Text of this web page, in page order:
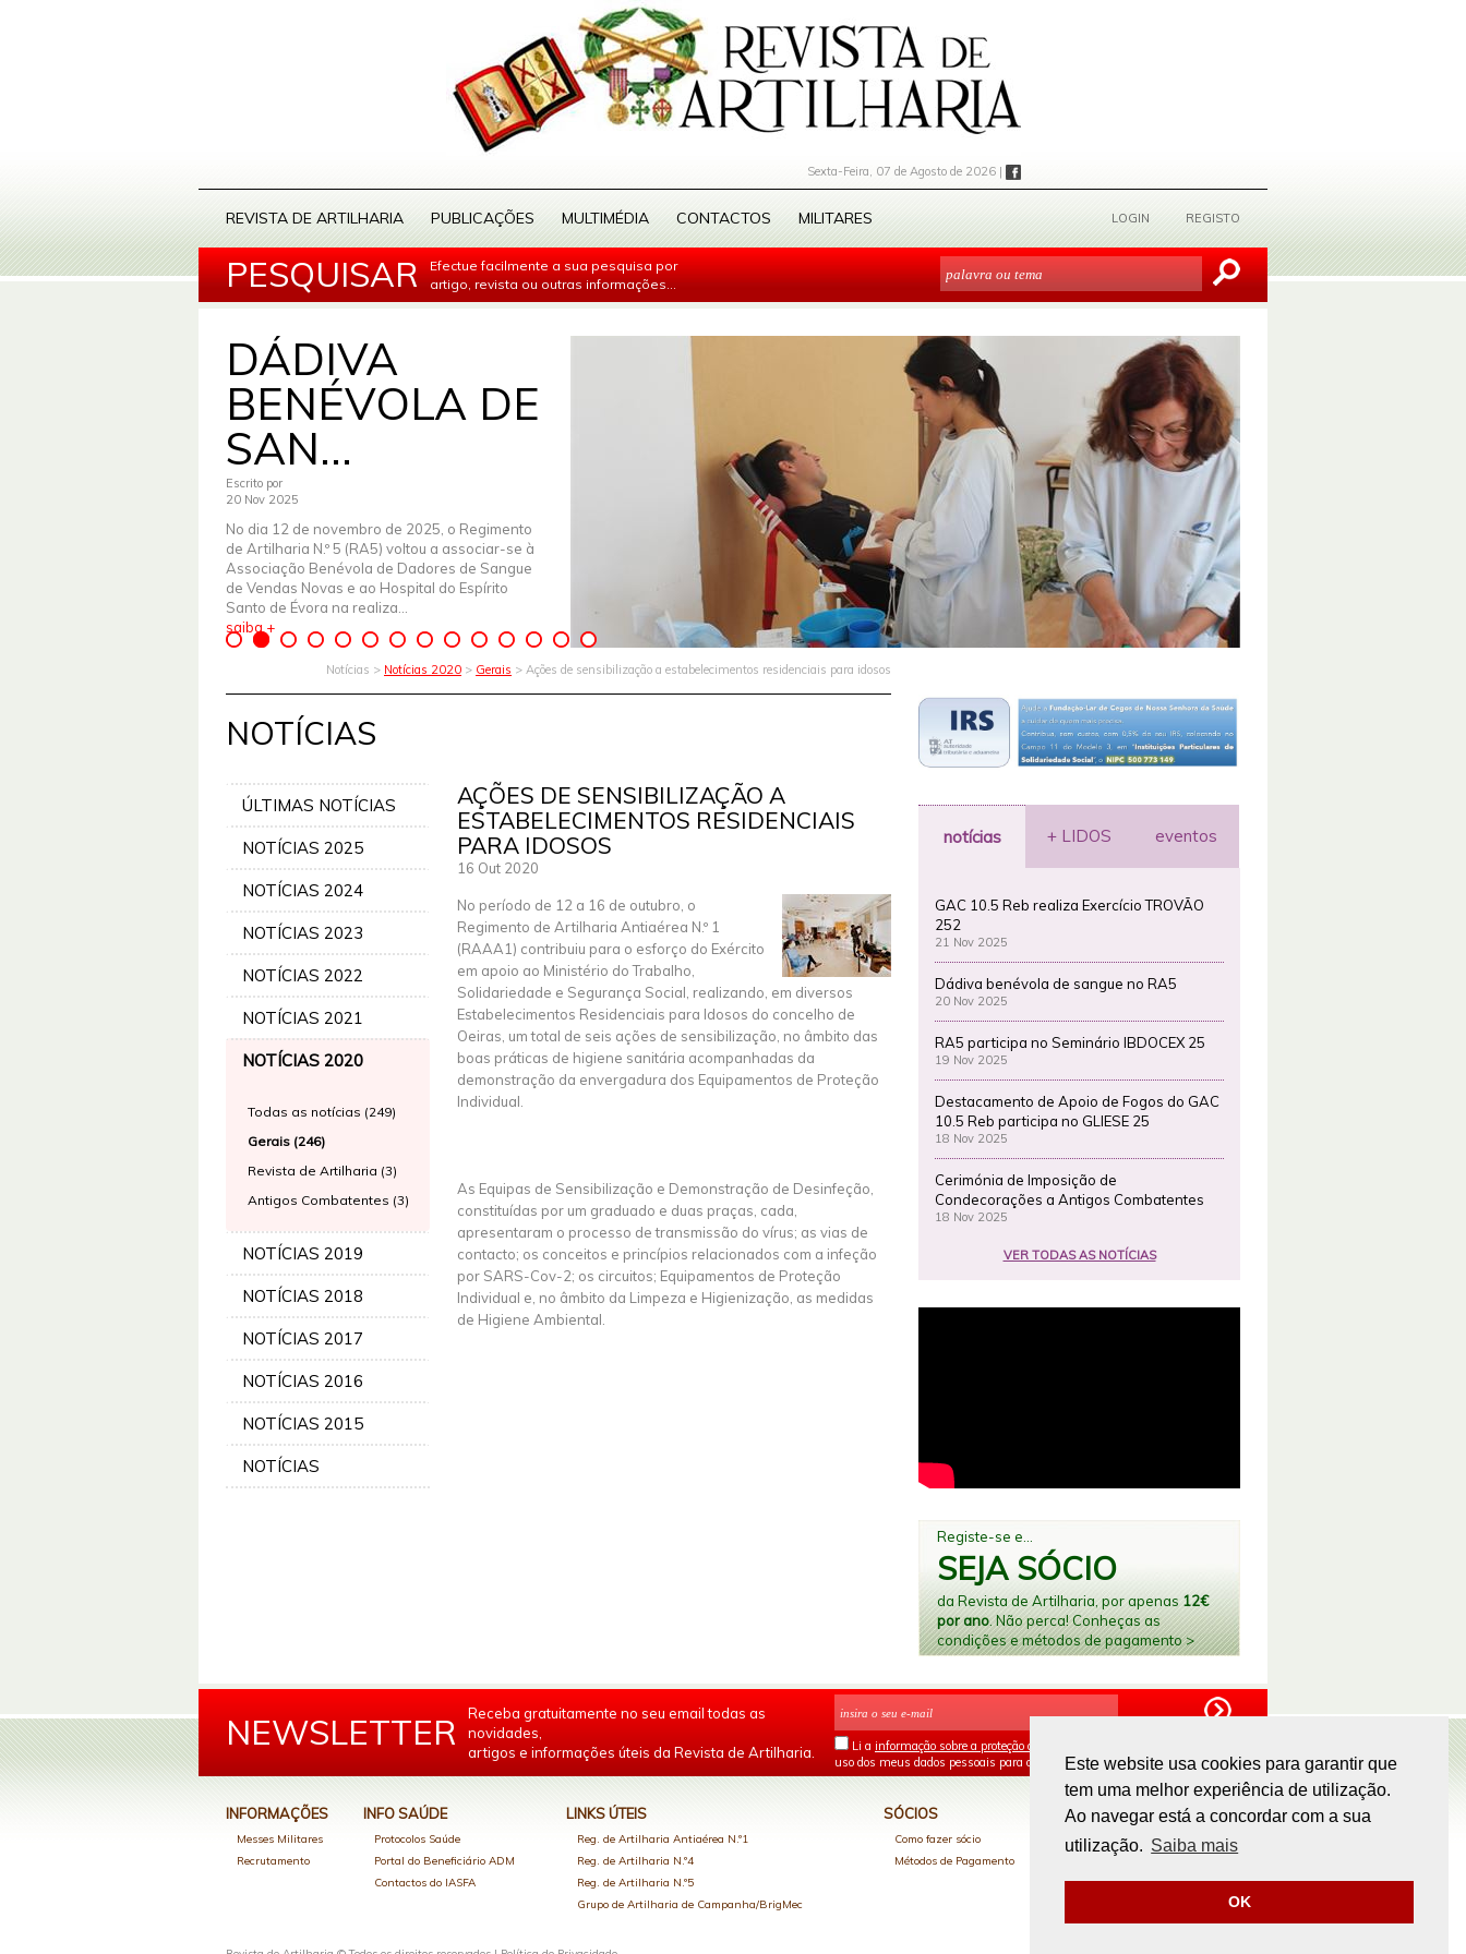
Este website usa cookies para garantir que
tem uma melhor experiência de utilização.
Ao navegar está a concordar com a sua
utilização. Saiba mais
OK
Sexta-Feira, 07 de Agosto de 2026 |
REVISTA DE ARTILHARIA PUBLICAÇÕES MULTIMÉDIA CONTACTOS MILITARES LOGIN REGISTO
PESQUISAR
Efectue facilmente a sua pesquisa por
artigo, revista ou outras informações...
DÁDIVA
BENÉVOLA DE
SAN...
Escrito por
20 Nov 2025
No dia 12 de novembro de 2025, o Regimento
de Artilharia N.º 5 (RA5) voltou a associar-se à
Associação Benévola de Dadores de Sangue
de Vendas Novas e ao Hospital do Espírito
Santo de Évora na realiza...
saiba +
Notícias > Notícias 2020 > Gerais > Ações de sensibilização a estabelecimentos residenciais para idosos
NOTÍCIAS
ÚLTIMAS NOTÍCIAS
NOTÍCIAS 2025
NOTÍCIAS 2024
NOTÍCIAS 2023
NOTÍCIAS 2022
NOTÍCIAS 2021
NOTÍCIAS 2020
Todas as notícias (249)
Gerais (246)
Revista de Artilharia (3)
Antigos Combatentes (3)
NOTÍCIAS 2019
NOTÍCIAS 2018
NOTÍCIAS 2017
NOTÍCIAS 2016
NOTÍCIAS 2015
NOTÍCIAS
AÇÕES DE SENSIBILIZAÇÃO A
ESTABELECIMENTOS RESIDENCIAIS
PARA IDOSOS
16 Out 2020
No período de 12 a 16 de outubro, o
Regimento de Artilharia Antiaérea N.º 1
(RAAA1) contribuiu para o esforço do Exército
em apoio ao Ministério do Trabalho,
Solidariedade e Segurança Social, realizando, em diversos
Estabelecimentos Residenciais para Idosos do concelho de
Oeiras, um total de seis ações de sensibilização, no âmbito das
boas práticas de higiene sanitária acompanhadas da
demonstração da envergadura dos Equipamentos de Proteção
Individual.
As Equipas de Sensibilização e Demonstração de Desinfeção,
constituídas por um graduado e duas praças, cada,
apresentaram o processo de transmissão do vírus; as vias de
contacto; os conceitos e princípios relacionados com a infeção
por SARS-Cov-2; os circuitos; Equipamentos de Proteção
Individual e, no âmbito da Limpeza e Higienização, as medidas
de Higiene Ambiental.
notícias + LIDOS eventos
GAC 10.5 Reb realiza Exercício TROVÃO
252
21 Nov 2025
Dádiva benévola de sangue no RA5
20 Nov 2025
RA5 participa no Seminário IBDOCEX 25
19 Nov 2025
Destacamento de Apoio de Fogos do GAC
10.5 Reb participa no GLIESE 25
18 Nov 2025
Cerimónia de Imposição de
Condecorações a Antigos Combatentes
18 Nov 2025
VER TODAS AS NOTÍCIAS
Registe-se e...
SEJA SÓCIO
da Revista de Artilharia, por apenas 12€
por ano. Não perca! Conheças as
condições e métodos de pagamento >
NEWSLETTER
Receba gratuitamente no seu email todas as
novidades,
artigos e informações úteis da Revista de Artilharia.
Li a informação sobre a proteção de dados
uso dos meus dados pessoais para os fins mencionados.
INFORMAÇÕES
Messes Militares
Recrutamento
INFO SAÚDE
Protocolos Saúde
Portal do Beneficiário ADM
Contactos do IASFA
LINKS ÚTEIS
Reg. de Artilharia Antiaérea N.º1
Reg. de Artilharia N.º4
Reg. de Artilharia N.º5
Grupo de Artilharia de Campanha/BrigMec
SÓCIOS
Como fazer sócio
Métodos de Pagamento
PAGAMENTOS ONLINE